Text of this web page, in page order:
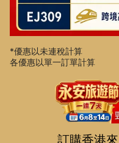
*優惠以未連稅計算
各優惠以單一訂單計算